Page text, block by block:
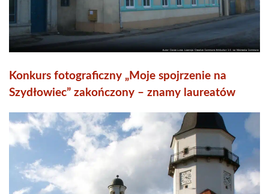
Konkurs fotograficzny „Moje spojrzenie na
Szydłowiec” zakończony – znamy laureatów